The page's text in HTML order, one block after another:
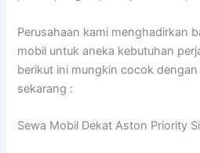
Perusahaan kami menghadirkan
mobil untuk aneka kebutuhan
berikut ini mungkin cocok
sekarang :
Sewa Mobil Dekat Aston Priority